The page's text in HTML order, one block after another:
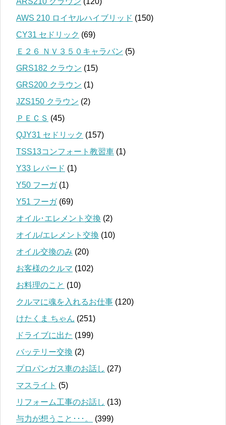
AWS 210 ロイヤルハイブリッド (150)
CY31 セドリック (69)
Ｅ２６ ＮＶ３５０キャラバン (5)
GRS182 クラウン (15)
GRS200 クラウン (1)
JZS150 クラウン (2)
ＰＥＣＳ (45)
QJY31 セドリック (157)
TSS13コンフォート教習車 (1)
Y33 レパード (1)
Y50 フーガ(1)
Y51 フーガ(69)
オイル･エレメント交換 (2)
オイル/エレメント交換 (10)
オイル交換のみ (20)
お客様のクルマ (102)
お料理のこと (10)
クルマに魂を入れるお仕事 (120)
けたくま ちゃん (251)
ドライブに出た (199)
バッテリー交換 (2)
プロパンガス車のお話し (27)
マスライト (5)
リフォーム工事のお話し (13)
与力が想うこと･･･。
(399)